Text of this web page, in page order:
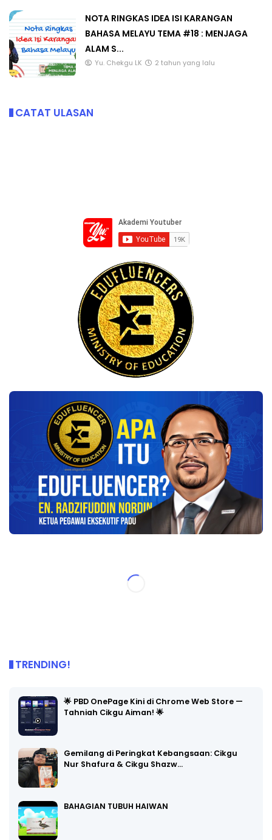
NOTA RINGKAS IDEA ISI KARANGAN
BAHASA MELAYU TEMA #18 : MENJAGA
ALAM S...
Yu. Chekgu LK 2 tahun yang lalu
CATAT ULASAN
TRENDING!
🌟 PBD OnePage Kini di Chrome Web Store —
Tahniah Cikgu Aiman! 🌟
Gemilang di Peringkat Kebangsaan: Cikgu
Nur Shafura & Cikgu Shazw…
BAHAGIAN TUBUH HAIWAN